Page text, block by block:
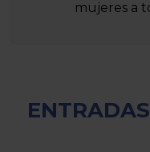
mujeres a